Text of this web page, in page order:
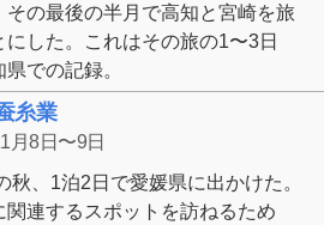
その最後の半月で高知と宮崎を旅
にした。これはその旅の1〜3日
県での記録。
糸業
月8日〜9日
秋、1泊2日で愛媛県に出かけた。
関連するスポットを訪ねるため